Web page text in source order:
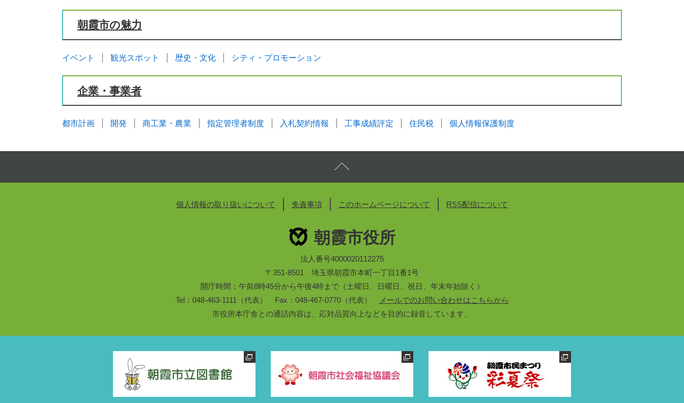
朝霞市の魅力
イベント 観光スポット 歴史・文化 シティ・プロモーション
企業・事業者
都市計画 開発 商工業・農業 指定管理者制度 入札契約情報 工事成績評定 住民税 個人情報保護制度
個人情報の取り扱いについて 免責事項 このホームページについて RSS配信について
朝霞市役所
法人番号4000020112275
〒351-8501 埼玉県朝霞市本町一丁目1番1号
開庁時間：午前8時45分から午後4時まで（土曜日、日曜日、祝日、年末年始除く）
Tel：048-463-1111（代表） Fax：048-467-0770（代表）
メールでのお問い合わせはこちらから
市役所本庁舎との通話内容は、応対品質向上などを目的に録音しています。